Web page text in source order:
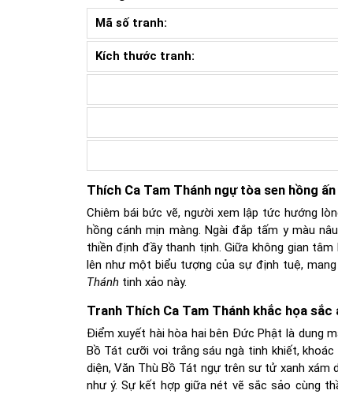
Mã số tranh:
Kích thước tranh:
Thích Ca Tam Thánh ngự tòa sen hồng
Chiêm bái bức vẽ, người xem lập tức hướng
hồng cánh mịn màng. Ngài đắp tấm y màu
thiền định đầy thanh tịnh. Giữa không gian
lên như một biểu tượng của sự định tuệ,
Thánhtinh xảo này.
Tranh Thích Ca Tam Thánh khắc họa
Điểm xuyết hài hòa hai bên Đức Phật là dung
Bồ Tát cưỡi voi trắng sáu ngà tinh khiết,
diện, Văn Thù Bồ Tát ngự trên sư tử xanh xám
như ý. Sự kết hợp giữa nét vẽ sắc sảo cùng